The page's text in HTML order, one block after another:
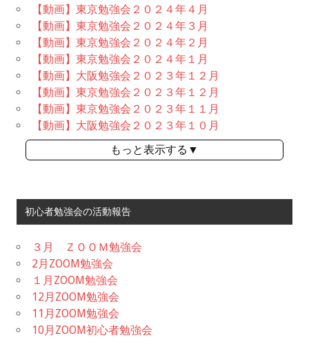
【動画】東京勉強会２０２４年４月
【動画】東京勉強会２０２４年３月
【動画】東京勉強会２０２４年２月
【動画】東京勉強会２０２４年１月
【動画】大阪勉強会２０２３年１２月
【動画】東京勉強会２０２３年１２月
【動画】東京勉強会２０２３年１１月
【動画】大阪勉強会２０２３年１０月
もっと表示する▼
初心者勉強会の活動報告
３月 ＺＯＯＭ勉強会
2月ZOOM勉強会
１月ZOOM勉強会
12月ZOOM勉強会
11月ZOOM勉強会
10月ZOOM初心者勉強会